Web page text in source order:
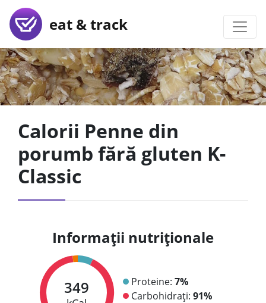
eat & track
Calorii Penne din
porumb fără gluten K-
Classic
Informații nutriționale
349 Proteine: 7%
Carbohidrați: 91%